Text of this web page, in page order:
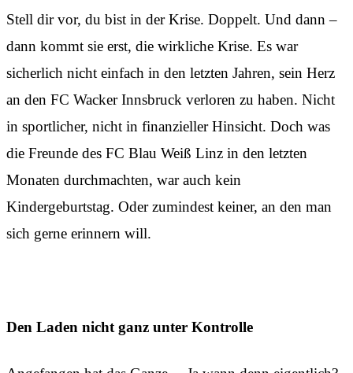
Stell dir vor, du bist in der Krise. Doppelt. Und dann –
dann kommt sie erst, die wirkliche Krise. Es war
sicherlich nicht einfach in den letzten Jahren, sein Herz
an den FC Wacker Innsbruck verloren zu haben. Nicht
in sportlicher, nicht in finanzieller Hinsicht. Doch was
die Freunde des FC Blau Weiß Linz in den letzten
Monaten durchmachten, war auch kein
Kindergeburtstag. Oder zumindest keiner, an den man
sich gerne erinnern will.
Den Laden nicht ganz unter Kontrolle